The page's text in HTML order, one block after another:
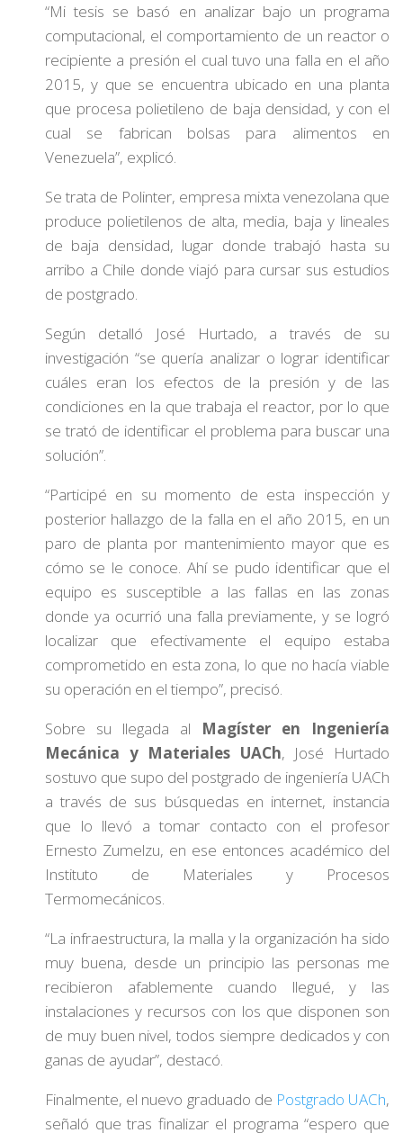
“Mi tesis se basó en analizar bajo un programa
computacional, el comportamiento de un reactor o
recipiente a presión el cual tuvo una falla en el año
2015, y que se encuentra ubicado en una planta
que procesa polietileno de baja densidad, y con el
cual se fabrican bolsas para alimentos en
Venezuela”, explicó.
Se trata de Polinter, empresa mixta venezolana que
produce polietilenos de alta, media, baja y lineales
de baja densidad, lugar donde trabajó hasta su
arribo a Chile donde viajó para cursar sus estudios
de postgrado.
Según detalló José Hurtado, a través de su
investigación “se quería analizar o lograr identificar
cuáles eran los efectos de la presión y de las
condiciones en la que trabaja el reactor, por lo que
se trató de identificar el problema para buscar una
solución”.
“Participé en su momento de esta inspección y
posterior hallazgo de la falla en el año 2015, en un
paro de planta por mantenimiento mayor que es
cómo se le conoce. Ahí se pudo identificar que el
equipo es susceptible a las fallas en las zonas
donde ya ocurrió una falla previamente, y se logró
localizar que efectivamente el equipo estaba
comprometido en esta zona, lo que no hacía viable
su operación en el tiempo”, precisó.
Sobre su llegada al Magíster en Ingeniería
Mecánica y Materiales UACh, José Hurtado
sostuvo que supo del postgrado de ingeniería UACh
a través de sus búsquedas en internet, instancia
que lo llevó a tomar contacto con el profesor
Ernesto Zumelzu, en ese entonces académico del
Instituto de Materiales y Procesos
Termomecánicos.
“La infraestructura, la malla y la organización ha sido
muy buena, desde un principio las personas me
recibieron afablemente cuando llegué, y las
instalaciones y recursos con los que disponen son
de muy buen nivel, todos siempre dedicados y con
ganas de ayudar”, destacó.
Finalmente, el nuevo graduado de Postgrado UACh,
señaló que tras finalizar el programa “espero que